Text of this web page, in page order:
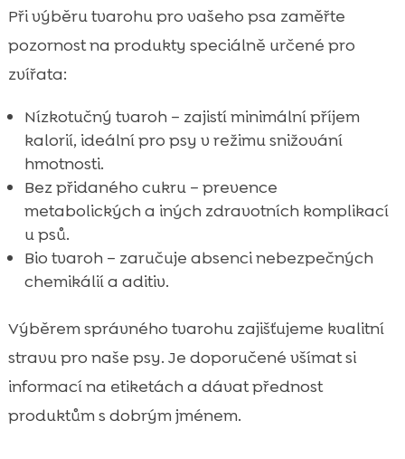
Při výběru tvarohu pro vašeho psa zaměřte
pozornost na produkty speciálně určené pro
zvířata:
Nízkotučný tvaroh – zajistí minimální příjem
kalorií, ideální pro psy v režimu snižování
hmotnosti.
Bez přidaného cukru – prevence
metabolických a iných zdravotních komplikací
u psů.
Bio tvaroh – zaručuje absenci nebezpečných
chemikálií a aditiv.
Výběrem správného tvarohu zajišťujeme kvalitní
stravu pro naše psy. Je doporučené všímat si
informací na etiketách a dávat přednost
produktům s dobrým jménem.